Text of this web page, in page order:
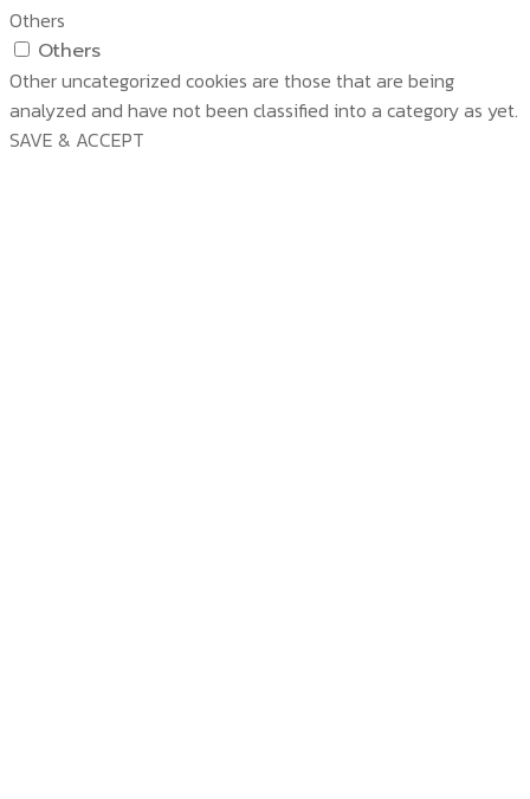
Others
Others
Other uncategorized cookies are those that are being
analyzed and have not been classified into a category as yet.
SAVE & ACCEPT